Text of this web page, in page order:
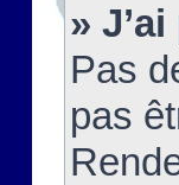
»
Pas
pas